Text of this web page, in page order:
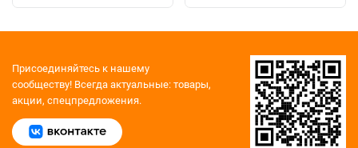
Присоединяйтесь к нашему
сообществу! Всегда актуальные: товары,
акции, спецпредложения.